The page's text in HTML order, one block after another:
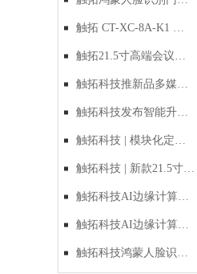
禁：以自主RISC-V与鸿
蒙原生生态，定义国产
化出入口管理新标准
触拓 CT-XC-8A-K1 鸿
蒙人脸识别一体机｜新
品上市
触拓21.5寸高端会议预
约屏CT-215H1产品技术
与应用方案
触拓科技推新品多媒体
电子讲台，多屏联动与
智能升降双管齐下
触拓科技发布智能升降
电子讲台，多媒体多屏
交互重新定义会议
触拓科技 | 模块化定制
时代的破局者：新款
21.5寸多功能会议预约
屏全面解析
触拓科技 | 新款21.5寸智
能会议预约屏重磅上
市：以硬件之美，重塑
企业智慧办公新生态
触拓科技AI边缘计算
盒：让机器"长眼睛"，
让监控"会思考"
触拓科技AI边缘计算
盒：边缘AI时代的选
触拓科技鸿蒙人脸识别